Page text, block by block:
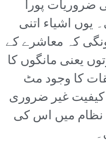
ضروریات پورا
اشیاء اتنی
کہ معاشرے کے
یعنی مانگوں کا
کا وجود مٹ
کیفیت غیر ضروری
نظام میں اس کی